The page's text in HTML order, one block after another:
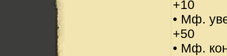
+10
• Мф.
+50
• Мф.